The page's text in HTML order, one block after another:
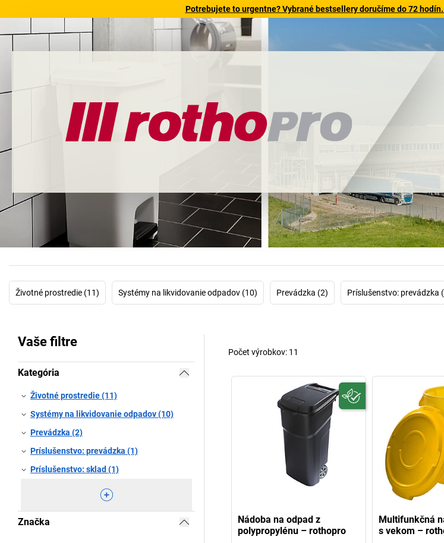
Potrebujete to urgentne? Vybrané bestsellery doručíme do 72
Životné prostredie (11) Systémy na likvidovanie odpadov (10) Prevádzka (2) Príslušenstvo: prevádzka
Vaše filtre
Kategória
Životné prostredie (11)
Systémy na likvidovanie odpadov (10)
Prevádzka (2)
Príslušenstvo: prevádzka (1)
Príslušenstvo: sklad (1)
Značka
Počet výrobkov: 11
Nádoba na odpad z
polypropylénu – rothopro
Multifunkčná
s vekom –